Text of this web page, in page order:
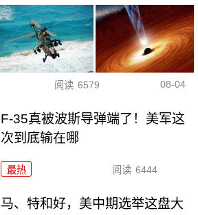
阅读 6579 08-04
F-35真被波斯导弹端了！美军这
次到底输在哪
最热 阅读 6444
马、特和好，美中期选举这盘大